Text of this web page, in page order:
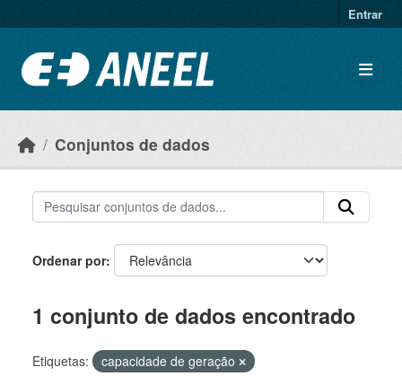
Entrar
Conjuntos de dados
Ordenar por
1 conjunto de dados encontrado
Etiquetas:
capacidade de geração